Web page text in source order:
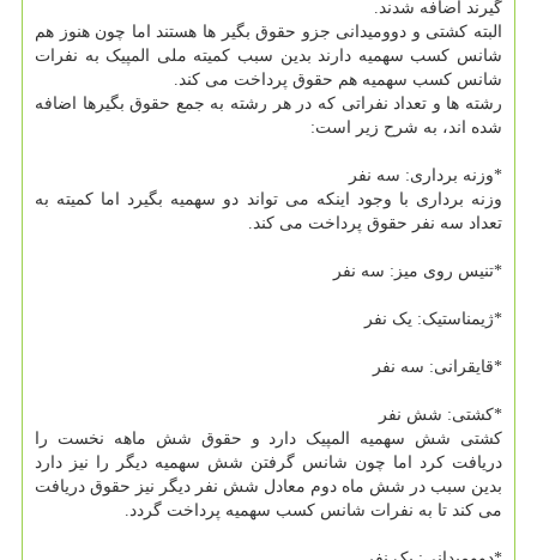
گیرند اضافه شدند.
البته کشتی و دوومیدانی جزو حقوق بگیر ها هستند اما چون هنوز هم
شانس کسب سهمیه دارند بدین سبب کمیته ملی المپیک به نفرات
شانس کسب سهمیه هم حقوق پرداخت می کند.
رشته ها و تعداد نفراتی که در هر رشته به جمع حقوق بگیرها اضافه
شده اند، به شرح زیر است:
*وزنه برداری: سه نفر
وزنه برداری با وجود اینکه می تواند دو سهمیه بگیرد اما کمیته به
تعداد سه نفر حقوق پرداخت می کند.
*تنیس روی میز: سه نفر
*ژیمناستیک: یک نفر
*قایقرانی: سه نفر
*کشتی: شش نفر
کشتی شش سهمیه المپیک دارد و حقوق شش ماهه نخست را
دریافت کرد اما چون شانس گرفتن شش سهمیه دیگر را نیز دارد
بدین سبب در شش ماه دوم معادل شش نفر دیگر نیز حقوق دریافت
می کند تا به نفرات شانس کسب سهمیه پرداخت گردد.